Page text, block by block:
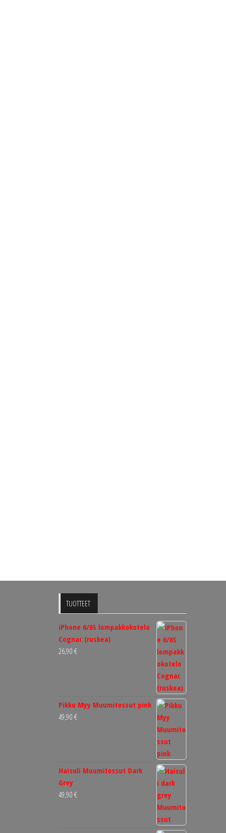
TUOTTEET
iPhone 6/6S lompakkokotelo
Cognac (ruskea)
26,90 €
Pikku Myy Muumitossut pink
49,90 €
Haisuli Muumitossut Dark
Grey
49,90 €